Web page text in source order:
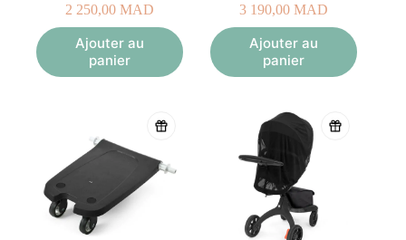
2 250,00 MAD
Ajouter au
panier
3 190,00 MAD
Ajouter au
panier